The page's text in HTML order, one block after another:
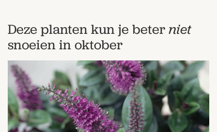
Deze planten kun je beterniet
snoeien in oktober